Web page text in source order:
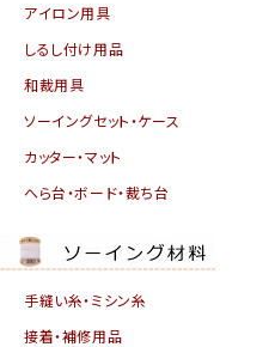
アイロン用具
しるし付け用品
和裁用具
ソーイングセット・ケース
カッター・マット
へら台・ボード・裁ち台
手縫い糸・ミシン糸
接着・補修用品